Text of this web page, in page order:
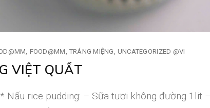
FOOD@MM TRÁNG MIỆNG UNCATEGORIZED @VI
VIỆT QUẤT
Nấu rice pudding: – Sữa tươi không đường 1lit